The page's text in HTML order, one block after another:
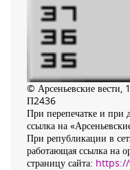
© Арсеньевские
П2436
При перепечатке и при
ссылка на
При републикации в
работающая ссылка на
страницу сайта: